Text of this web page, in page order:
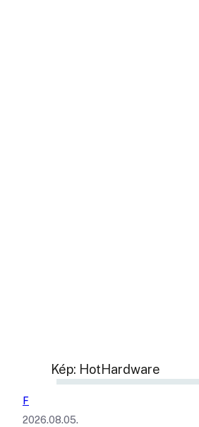
Kép: HotHardware
F
2026.08.05.